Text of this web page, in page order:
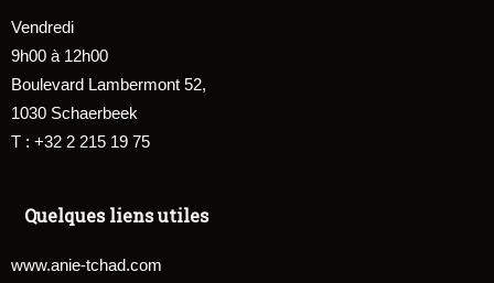
Vendredi
9h00 à 12h00
Boulevard Lambermont 52,
1030 Schaerbeek
T : +32 2 215 19 75
Quelques liens utiles
www.anie-tchad.com